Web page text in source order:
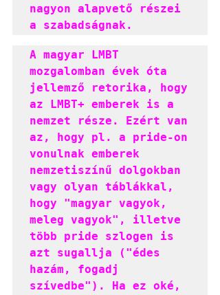
nagyon alapvető részei
a szabadságnak.
A magyar LMBT
mozgalomban évek óta
jellemző retorika, hogy
az LMBT+ emberek is a
nemzet része. Ezért van
az, hogy pl. a pride-on
vonulnak emberek
nemzetiszínű dolgokban
vagy olyan táblákkal,
hogy "magyar vagyok,
meleg vagyok", illetve
több pride szlogen is
azt sugallja ("édes
hazám, fogadj
szívedbe"). Ha ez oké,